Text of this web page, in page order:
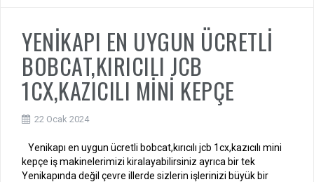
YENİKAPI EN UYGUN ÜCRETLİ
BOBCAT,KIRICILI JCB
1CX,KAZICILI MİNİ KEPÇE
22 Ocak 2024
Yenikapı en uygun ücretli bobcat,kırıcılı jcb 1cx,kazıcılı mini
kepçe iş makinelerimizi kiralayabilirsiniz ayrıca bir tek
Yenikapında değil çevre illerde sizlerin işlerinizi büyük bir